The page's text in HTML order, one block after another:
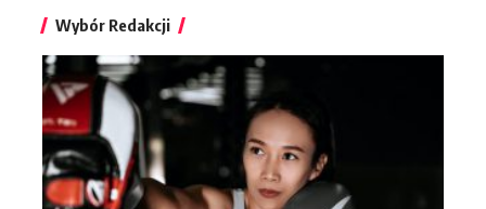
Wybór Redakcji